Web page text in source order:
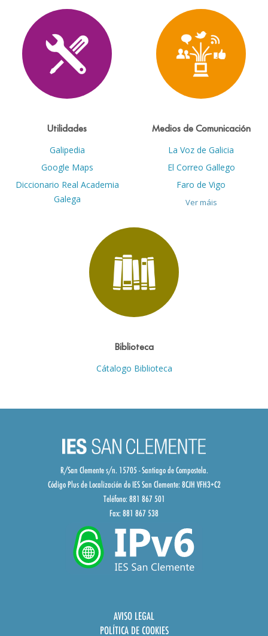
Utilidades
Galipedia
Google Maps
Diccionario Real Academia
Galega
Medios de Comunicación
La Voz de Galicia
El Correo Gallego
Faro de Vigo
Ver máis
Biblioteca
Cátalogo Biblioteca
R/San Clemente s/n. 15705 - Santiago de Compostela.
Código Plus de Localización do IES San Clemente:8CJH VFH3+C2
Teléfono: 881 867 501
Fax: 881 867 538
AVISO LEGAL
POLÍTICA DE COOKIES